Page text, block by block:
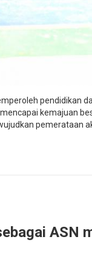
pendidikan
kemajuan
pemerataan
ASN